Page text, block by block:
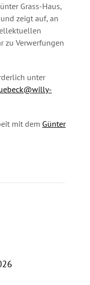
Grass-Haus,
zeigt auf, an
zu Verwerfungen
unter
mit dem Günter